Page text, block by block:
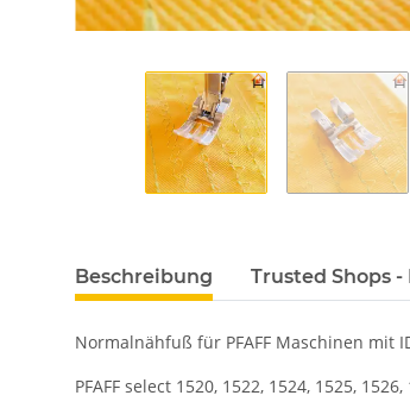
Beschreibung Trusted Shops
Normalnähfuß für PFAFF Maschinen mit
PFAFF select 1520, 1522, 1524, 1525,